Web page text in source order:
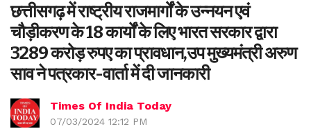
छत्तीसगढ़ में राष्ट्रीय राजमार्गों के उन्नयन एवं
चौड़ीकरण के 18 कार्यों के लिए भारत सरकार द्वारा
3289 करोड़ रुपए का प्रावधान,उप मुख्यमंत्री अरुण
साव ने पत्रकार-वार्ता में दी जानकारी
Times Of India Today
07/03/2024 12:12 PM